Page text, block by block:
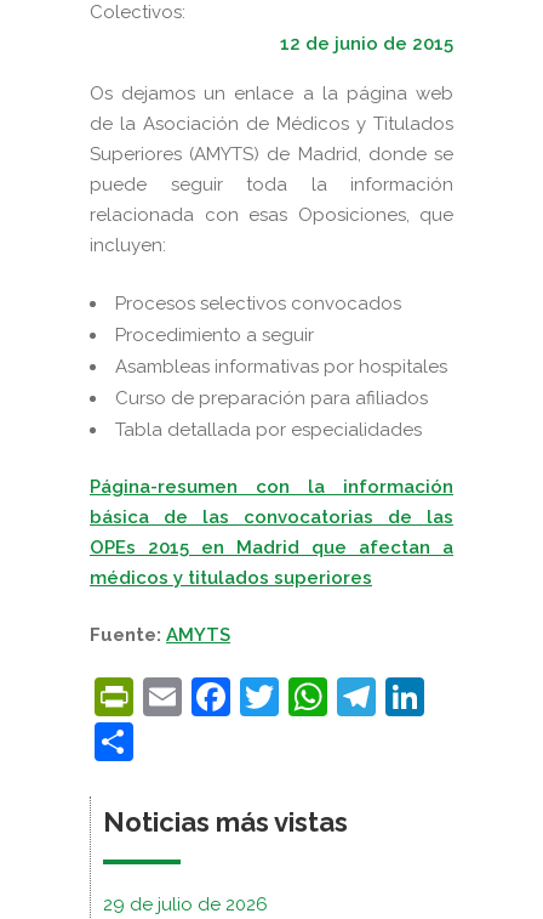
Colectivos:
12 de junio de 2015
Os dejamos un enlace a la página web
de la Asociación de Médicos y Titulados
Superiores (AMYTS) de Madrid, donde se
puede seguir toda la información
relacionada con esas Oposiciones, que
incluyen:
Procesos selectivos convocados
Procedimiento a seguir
Asambleas informativas por hospitales
Curso de preparación para afiliados
Tabla detallada por especialidades
Página-resumen con la información
básica de las convocatorias de las
OPEs 2015 en Madrid que afectan a
médicos y titulados superiores
Fuente: AMYTS
PrintFriendly
EmailFacebook
Twitter
WhatsApp
Noticias más vistas
29 de julio de 2026